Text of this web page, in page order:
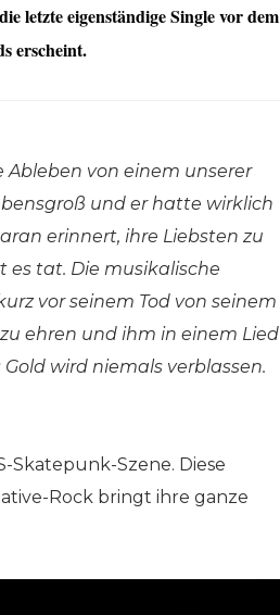
letzte eigenständige Single vor dem
erscheint.
Ableben von einem unserer
und er hatte wirklich
erinnert, ihre Liebsten zu
es tat. Die musikalische
vor seinem Tod von seinem
ehren und ihm in einem Lied
wird niemals verblassen.
Skatepunk-Szene. Diese
Rock bringt ihre ganze